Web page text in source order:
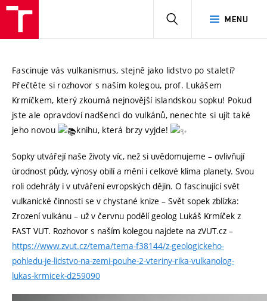
MENU
Fascinuje vás vulkanismus, stejně jako lidstvo po staletí?
Přečtěte si rozhovor s naším kolegou, prof. Lukášem
Krmíčkem, který zkoumá nejnovější islandskou sopku! Pokud
jste ale opravdoví nadšenci do vulkánů, nenechte si ujít také
jeho novou
knihu, která brzy vyjde!
Sopky utvářejí naše životy víc, než si uvědomujeme – ovlivňují
úrodnost půdy, výnosy obilí a mění i celkové klima planety. Svou
roli odehrály i v utváření evropských dějin. O fascinující svět
vulkanické činnosti se v chystané knize – Svět sopek zblízka:
Zrození vulkánu – už v červnu podělí geolog Lukáš Krmíček z
FAST VUT. Rozhovor s naším kolegou najdete na zVUT.cz –
https://www.zvut.cz/tema/tema-f38144/z-geologickeho-
pohledu-je-lidstvo-na-zemi-pouhe-2-vteriny-rika-vulkanolog-
lukas-krmicek-d259090